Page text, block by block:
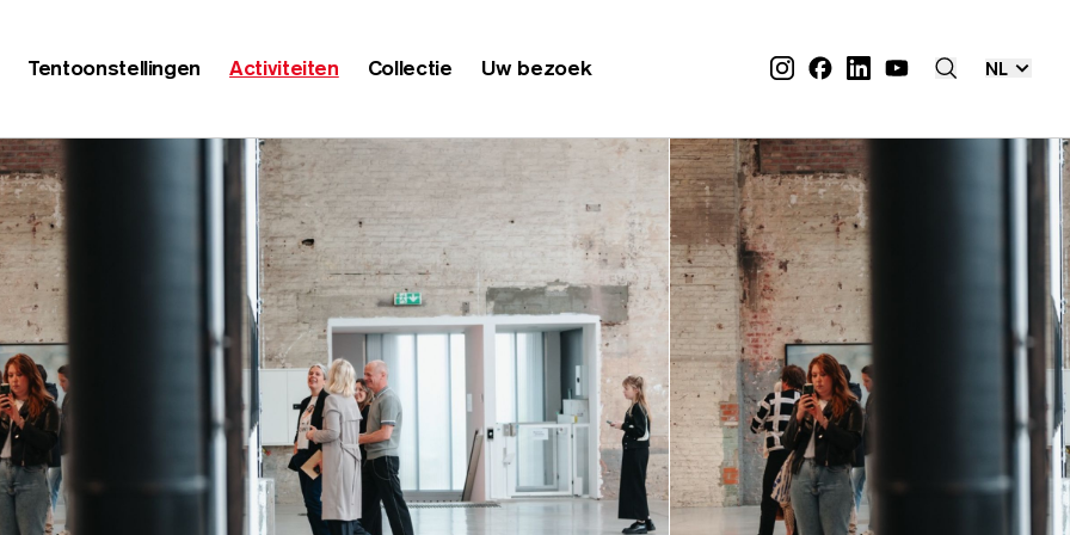
Tentoonstellingen Activiteiten Collectie Uw bezoek NL